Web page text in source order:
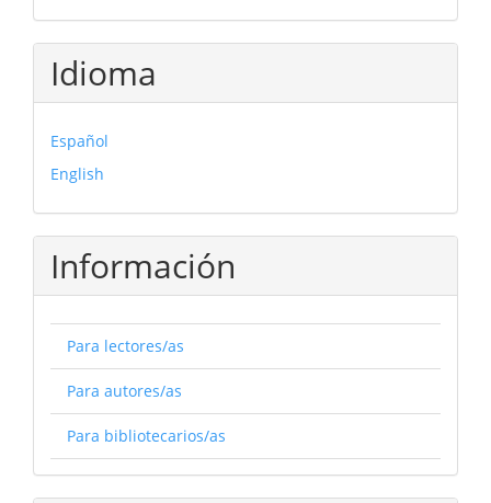
Idioma
Español
English
Información
Para lectores/as
Para autores/as
Para bibliotecarios/as